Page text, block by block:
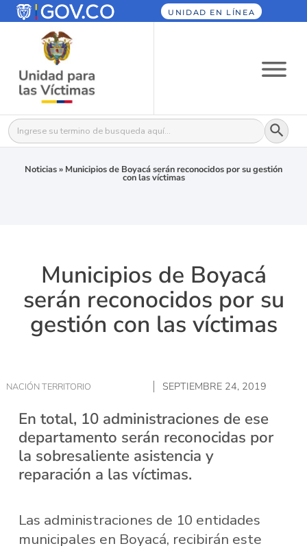
UNIDAD EN LÍNEA
Buscar: Botón
Noticias» Municipios de Boyacá serán reconocidos por su gestión
con las víctimas
Municipios de Boyacá
serán reconocidos por su
gestión con las víctimas
NACIÓN TERRITORIO SEPTIEMBRE 24, 2019
En total, 10 administraciones de ese
departamento serán reconocidas por
la sobresaliente asistencia y
reparación a las víctimas.
Las administraciones de 10 entidades
municipales en Boyacá, recibirán este